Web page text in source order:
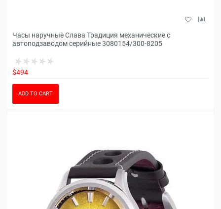
Часы наручные Слава Традиция механические с
автоподзаводом серийные 3080154/300-8205
$494
ADD TO CART